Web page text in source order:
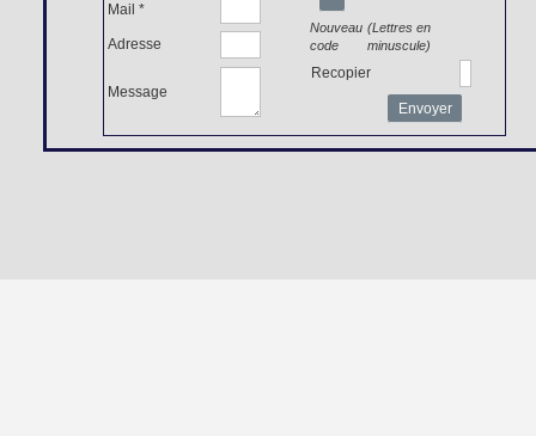
Mail *
Adresse
Message
Nouveau
code
(Lettres en
minuscule)
Recopier
Envoyer